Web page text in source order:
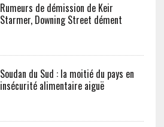
Rumeurs de démission de Keir
Starmer, Downing Street dément
Soudan du Sud : la moitié du pays en
insécurité alimentaire aiguë